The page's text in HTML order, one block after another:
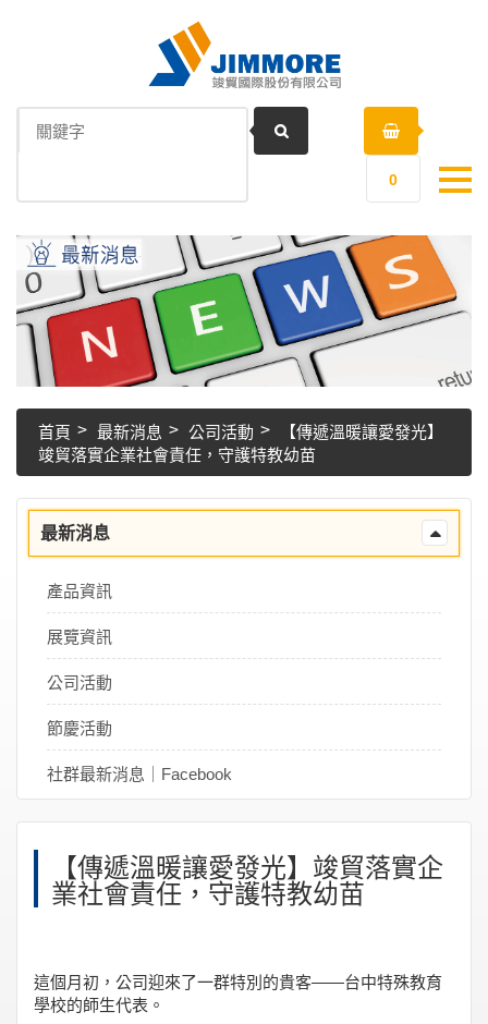
0
首頁 最新消息 公司活動
【傳遞溫暖讓愛發光】
竣貿落實企業社會責任，守護特教幼苗
最新消息
產品資訊
展覽資訊
公司活動
節慶活動
社群最新消息｜Facebook
【傳遞溫暖讓愛發光】竣貿落實企
業社會責任，守護特教幼苗
這個月初，公司迎來了一群特別的貴客——台中特殊教育
學校的師生代表。